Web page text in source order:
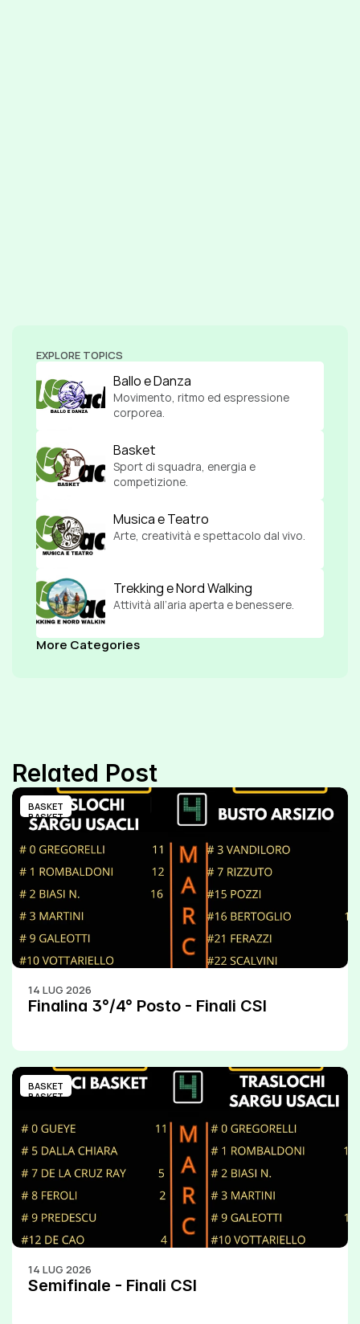
EXPLORE TOPICS
Ballo e Danza
Movimento, ritmo ed espressione
corporea.
Basket
Sport di squadra, energia e
competizione.
Musica e Teatro
Arte, creatività e spettacolo dal vivo.
Trekking e Nord Walking
Attività all’aria aperta e benessere.
More Categories
Related Post
BASKET
BASKET
14 LUG 2026
Finalina 3°/4° Posto - Finali CSI
BASKET
BASKET
14 LUG 2026
Semifinale - Finali CSI